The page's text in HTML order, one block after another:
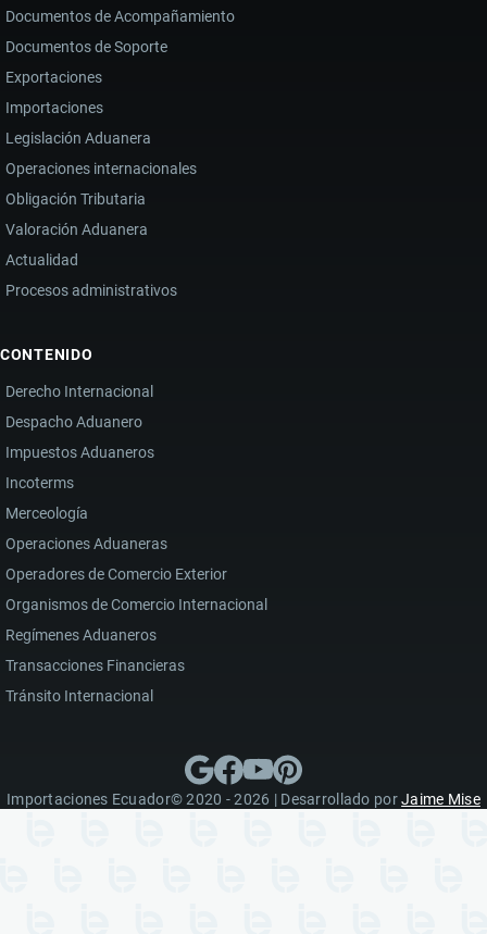
Documentos de Acompañamiento
Documentos de Soporte
Exportaciones
Importaciones
Legislación Aduanera
Operaciones internacionales
Obligación Tributaria
Valoración Aduanera
Actualidad
Procesos administrativos
CONTENIDO
Derecho Internacional
Despacho Aduanero
Impuestos Aduaneros
Incoterms
Merceología
Operaciones Aduaneras
Operadores de Comercio Exterior
Organismos de Comercio Internacional
Regímenes Aduaneros
Transacciones Financieras
Tránsito Internacional
Importaciones Ecuador© 2020 - 2026 | Desarrollado porJaime Mise